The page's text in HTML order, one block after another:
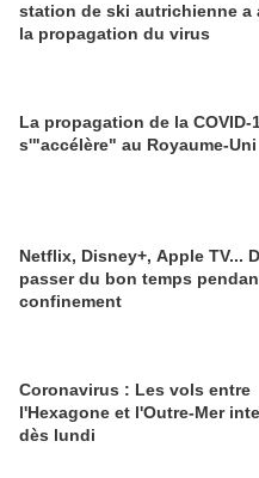
station de ski autrichienne a
la propagation du virus
La propagation de la COVID-
s'"accélère" au Royaume-Uni
Netflix, Disney+, Apple TV...
passer du bon temps
confinement
Coronavirus : Les vols entre
l'Hexagone et l'Outre-Mer
dès lundi